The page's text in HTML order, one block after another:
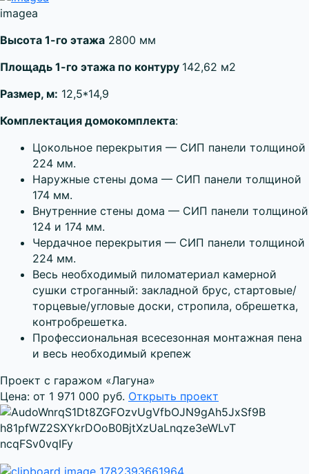
imageа
Высота 1-го этажа 2800 мм
Площадь 1-го этажа по контуру 142,62 м2
Размер, м: 12,5*14,9
Комплектация домокомплекта:
Цокольное перекрытия — СИП панели толщиной
224 мм.
Наружные стены дома — СИП панели толщиной
174 мм.
Внутренние стены дома — СИП панели толщиной
124 и 174 мм.
Чердачное перекрытия — СИП панели толщиной
224 мм.
Весь необходимый пиломатериал камерной
сушки строганный: закладной брус, стартовые/
торцевые/угловые доски, стропила, обрешетка,
контробрешетка.
Профессиональная всесезонная монтажная пена
и весь необходимый крепеж
Проект с гаражом «Лагуна»
Цена: от 1 971 000 руб. Открыть проект